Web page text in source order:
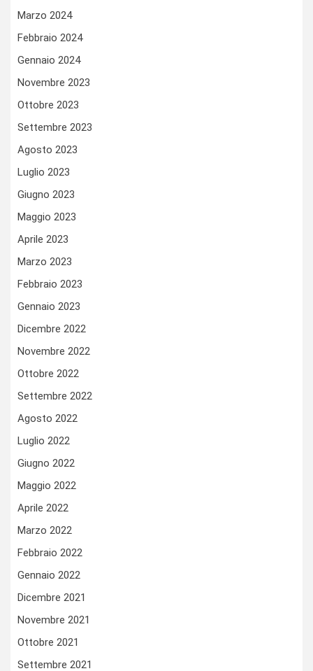
Marzo 2024
Febbraio 2024
Gennaio 2024
Novembre 2023
Ottobre 2023
Settembre 2023
Agosto 2023
Luglio 2023
Giugno 2023
Maggio 2023
Aprile 2023
Marzo 2023
Febbraio 2023
Gennaio 2023
Dicembre 2022
Novembre 2022
Ottobre 2022
Settembre 2022
Agosto 2022
Luglio 2022
Giugno 2022
Maggio 2022
Aprile 2022
Marzo 2022
Febbraio 2022
Gennaio 2022
Dicembre 2021
Novembre 2021
Ottobre 2021
Settembre 2021